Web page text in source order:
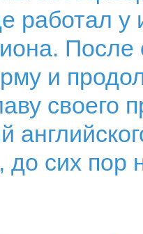
работал у
После
и
своего
до сих пор